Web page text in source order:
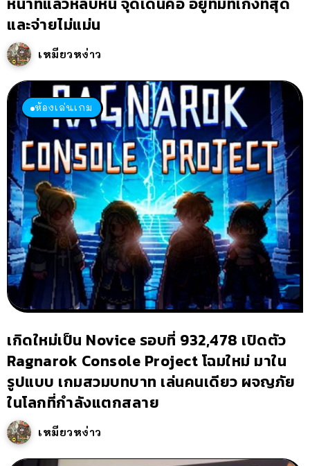
และจ่ายไม่แม่น
เหมียวหง่าว
ห้องเล่นเกม
เกิดใหม่เป็น Novice รอบที่ 932,478 เปิดตัว
Ragnarok Console Project โฉมใหม่ มาใน
รูปแบบ เกมสวมบทบาท เล่นคนเดียว ผจญภัย
ในโลกที่กำลังแตกสลาย
เหมียวหง่าว